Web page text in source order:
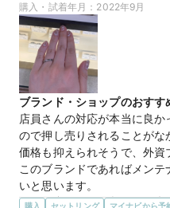
んだと学びました。
価格帯 30万円
マイナビ限定
この店舗のおすすめ特典情
マイナビ限定＼土日祝早得特
1,000円分ギフトカード
購入・試着年月： 2022年9月
ブランド・ショップのおすす
店員さんの対応が本当に良
ので押し売りされることが
価格も抑えられそうで、外資
このブランドであればメン
いと思います。
選んだ商品を気に入った理由
購入 セットリング マイナビから予